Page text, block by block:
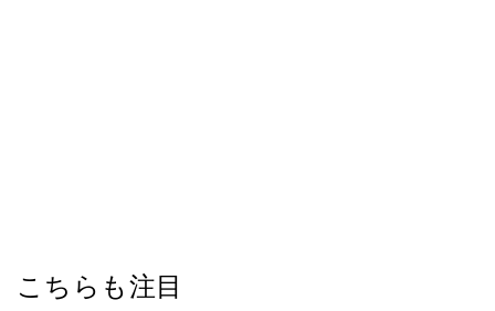
こちらも注目